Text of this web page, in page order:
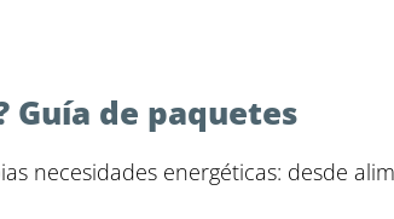
Guía de paquetes
necesidades energéticas: desde